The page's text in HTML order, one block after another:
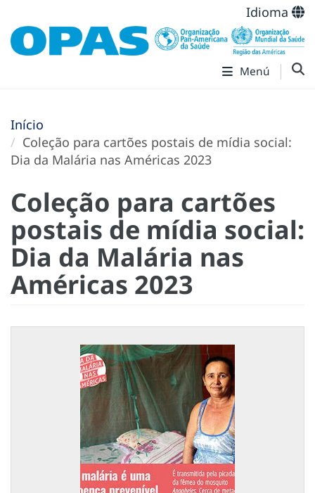
Idioma
Menú
Início
Coleção para cartões postais de mídia social:
Dia da Malária nas Américas 2023
Coleção para cartões
postais de mídia social:
Dia da Malária nas
Américas 2023